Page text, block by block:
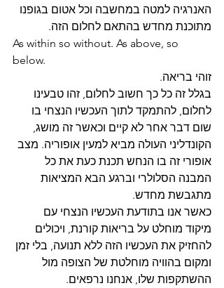
האנרגיה למטה במחשבה וכל אטום בגופנו
מתוכנת מחדש בהתאם לחלום הזה.
As within so without. As above, so
below.
זוהי בריאה.
בגלל זה כל כך חשוב לחלום, זהו טבעינו
לחלום, להתמקד לתוך העכשיו הנצחי בו
שום דבר אחר לא קיים וכאשר זה מושג,
הקונדליני העולה מביא למעין אופוריה. מצב
אופורי זה בו הנחש תכנת כעת את כל
המבנה הסלולרי וברגע הבא המציאות
מתגבשת מחדש.
כאשר אנו בתודעת העכשיו הנצחי עם
מיקוד מוחלט על בריאות קורנת, ויכולים
להחזיק את העכשיו הזה ללא תנועה, בלי זמן
ומקום בהוויה מוחלטת של הצופה מול
ההשתקפות שלו, אנחנו נרפאים.